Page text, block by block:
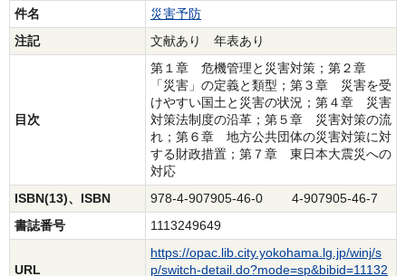
件名
災害予防
注記
文献あり 年表あり
目次
第１章 危機管理と災害対策；第２章
「災害」の定義と類型；第３章 災害を受
けやすい国土と災害の状況；第４章 災害
対策法制度の沿革；第５章 災害対策の流
れ；第６章 地方公共団体の災害対策に対
する財政措置；第７章 東日本大震災への
対応
ISBN(13)、ISBN
978-4-907905-46-0 4-907905-46-7
書誌番号
1113249649
URL
https://opac.lib.city.yokohama.lg.jp/winj/s
p/switch-detail.do?mode=sp&bibid=11132